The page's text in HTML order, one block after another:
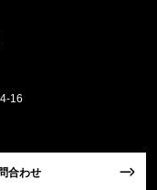
16
合わせ